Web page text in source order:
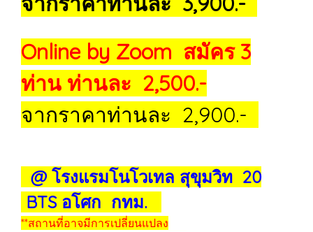
Online by Zoom สมัคร 3
ท่าน ท่านละ 2,500.-
จากราคาท่านละ 2,900.-
@ โรงแรมโนโวเทล สุขุมวิท 20
BTS อโศก กทม.
**สถานที่อาจมีการเปลี่ยนแปลง